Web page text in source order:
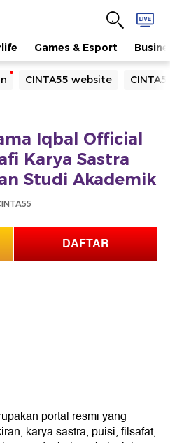
Games & Esport
CINTA55 website
Iqbal Official
Karya Sastra
Studi Akademik
DAFTAR
portal resmi yang
karya sastra, puisi, filsafat,